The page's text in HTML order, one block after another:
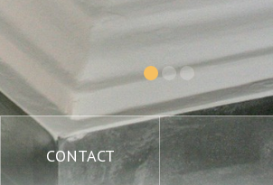
CONTACT